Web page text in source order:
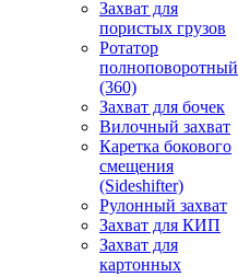
Захват для
пористых грузов
Ротатор
полноповоротный
(360)
Захват для бочек
Вилочный захват
Каретка бокового
смещения
(Sideshifter)
Рулонный захват
Захват для КИП
Захват для
картонных